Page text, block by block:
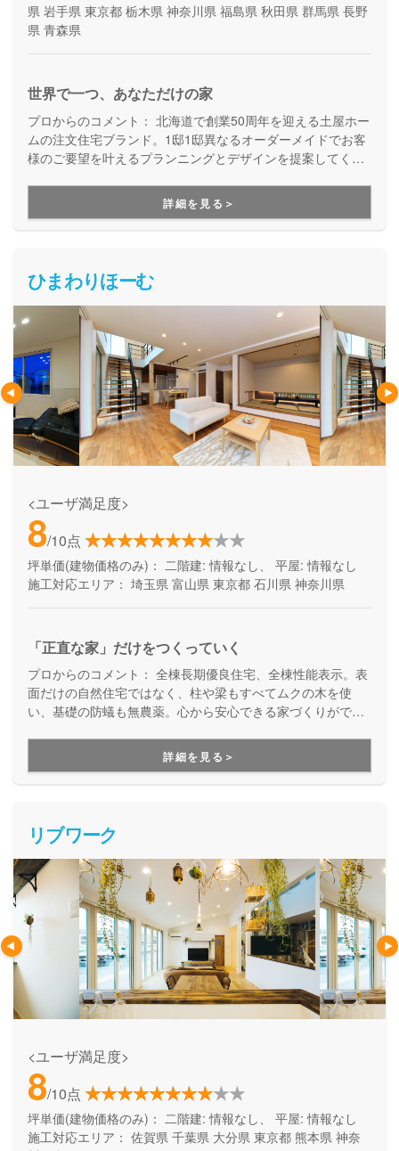
県 岩手県 東京都 栃木県 神奈川県 福島県 秋田県 群馬県 長野
県 青森県
世界で一つ、あなただけの家
プロからのコメント： 北海道で創業50周年を迎える土屋ホー
ムの注文住宅ブランド。1邸1邸異なるオーダーメイドでお客
様のご要望を叶えるプランニングとデザインを提案してくれ
詳細を見る＞
ひまわりほーむ
<ユーザ満足度>
8/10点
坪単価(建物価格のみ)： 二階建: 情報なし、 平屋: 情報なし
施工対応エリア： 埼玉県 富山県 東京都 石川県 神奈川県
「正直な家」だけをつくっていく
プロからのコメント： 全棟長期優良住宅、全棟性能表示。表
面だけの自然住宅ではなく、柱や梁もすべてムクの木を使
い、基礎の防蟻も無農薬。心から安心できる家づくりができ
詳細を見る＞
リブワーク
<ユーザ満足度>
8/10点
坪単価(建物価格のみ)： 二階建: 情報なし、 平屋: 情報なし
施工対応エリア： 佐賀県 千葉県 大分県 東京都 熊本県 神奈